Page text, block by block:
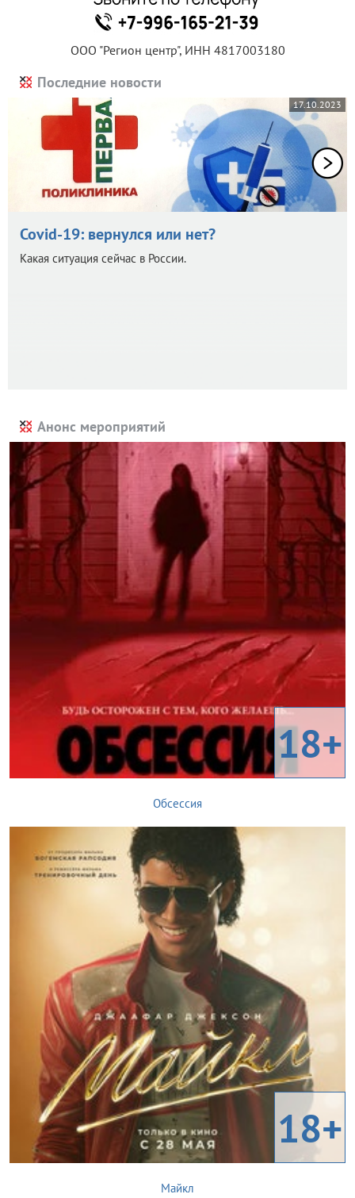
ООО "Регион центр", ИНН 4817003180
Последние новости
17.10.2023
Covid-19: вернулся или нет?
Какая ситуация сейчас в России.
Анонс мероприятий
18+
Обсессия
18+
Майкл